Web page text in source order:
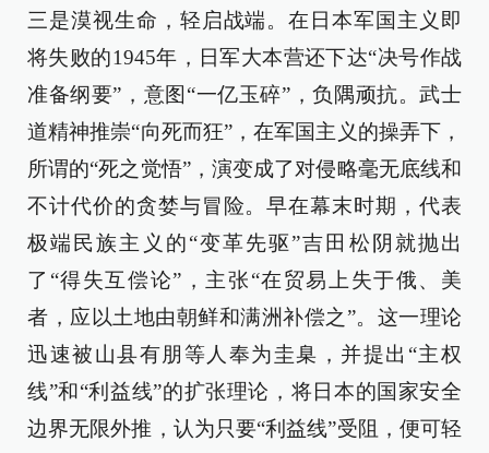
三是漠视生命，轻启战端。在日本军国主义即
将失败的1945年，日军大本营还下达“决号作战
准备纲要”，意图“一亿玉碎”，负隅顽抗。武士
道精神推崇“向死而狂”，在军国主义的操弄下，
所谓的“死之觉悟”，演变成了对侵略毫无底线和
不计代价的贪婪与冒险。早在幕末时期，代表
极端民族主义的“变革先驱”吉田松阴就抛出
了“得失互偿论”，主张“在贸易上失于俄、美
者，应以土地由朝鲜和满洲补偿之”。这一理论
迅速被山县有朋等人奉为圭臬，并提出“主权
线”和“利益线”的扩张理论，将日本的国家安全
边界无限外推，认为只要“利益线”受阻，便可轻